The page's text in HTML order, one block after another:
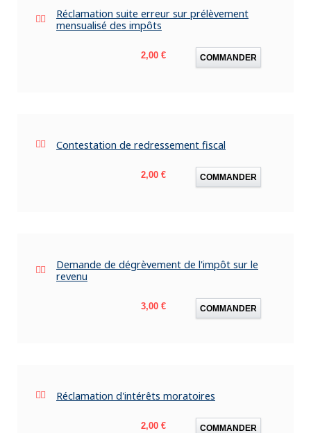
Réclamation suite erreur sur prélèvement
mensualisé des impôts
Prix
2,00 € COMMANDER
Contestation de redressement fiscal
Prix
2,00 € COMMANDER
Demande de dégrèvement de l'impôt sur le
revenu
Prix
3,00 € COMMANDER
Réclamation d'intérêts moratoires
Prix
2,00 € COMMANDER